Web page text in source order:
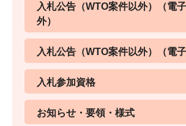
入札公告（WTO案件以外）（電
外）
入札公告（WTO案件以外）（電子
入札参加資格
お知らせ・要領・様式